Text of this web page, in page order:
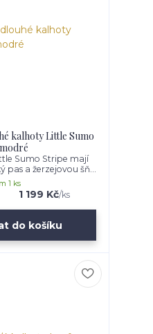
kalhoty Little Sumo
Sumo Stripe mají
pas a žerzejovou šň...
1 199 Kč/ks
1 ks
do košíku